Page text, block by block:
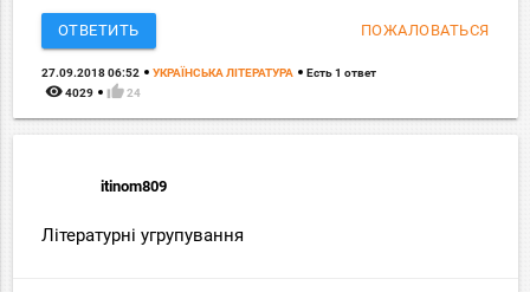
ОТВЕТИТЬ ПОЖАЛОВАТЬСЯ
27.09.2018 06:52 УКРАЇНСЬКА ЛІТЕРАТУРА Есть 1 ответ
remove_red_eye 4029 thumb_up 24
itinom809
Літературні угрупування